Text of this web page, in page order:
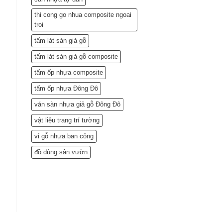
thi cong go nhua composite ngoai
troi
tấm lát sàn giả gỗ
tấm lát sàn giả gỗ composite
tấm ốp nhựa composite
tấm ốp nhựa Đông Đô
ván sàn nhựa giả gỗ Đông Đô
vật liệu trang trí tường
vỉ gỗ nhựa ban công
đồ dùng sân vườn